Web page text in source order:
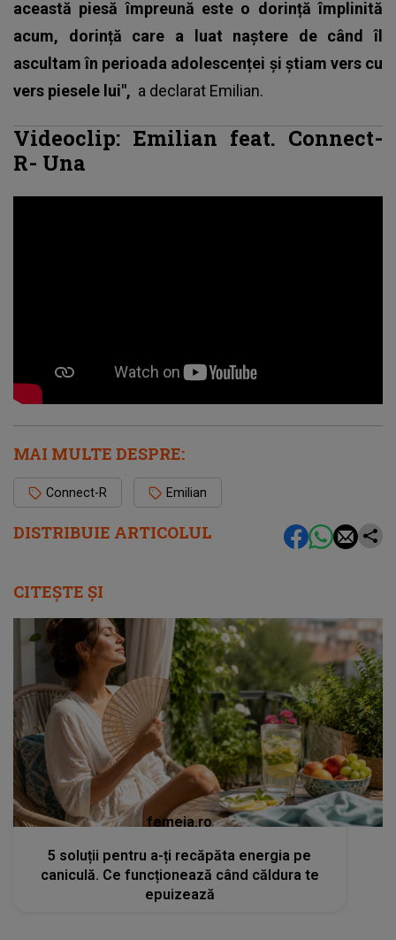
DISTRIBUIE ARTICOLUL
această piesă împreună este o dorință împlinită
acum, dorință care a luat naștere de când îl
ascultam în perioada adolescenței și știam vers cu
vers piesele lui", a declarat Emilian.
Videoclip: Emilian feat. Connect-
R- Una
MAI MULTE DESPRE:
Connect-R Emilian
CITEȘTE ȘI
femeia.ro
5 soluții pentru a-ți recăpăta energia pe
caniculă. Ce funcționează când căldura te
epuizează